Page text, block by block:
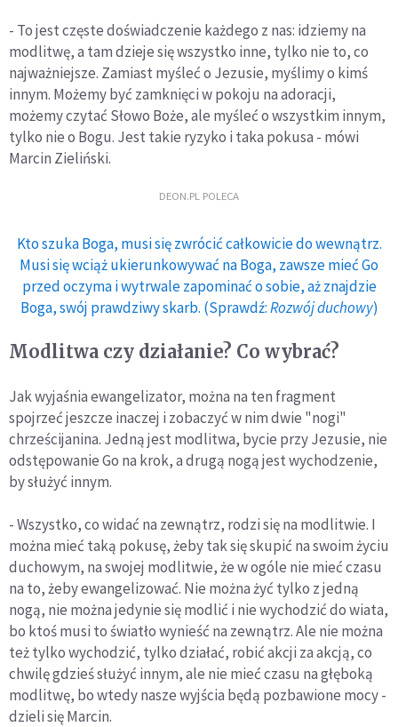
- To jest częste doświadczenie każdego z nas: idziemy na
modlitwę, a tam dzieje się wszystko inne, tylko nie to, co
najważniejsze. Zamiast myśleć o Jezusie, myślimy o kimś
innym. Możemy być zamknięci w pokoju na adoracji,
możemy czytać Słowo Boże, ale myśleć o wszystkim innym,
tylko nie o Bogu. Jest takie ryzyko i taka pokusa - mówi
Marcin Zieliński.
DEON.PL POLECA
Kto szuka Boga, musi się zwrócić całkowicie do wewnątrz.
Musi się wciąż ukierunkowywać na Boga, zawsze mieć Go
przed oczyma i wytrwale zapominać o sobie, aż znajdzie
Boga, swój prawdziwy skarb. (Sprawdź:Rozwój duchowy)
Modlitwa czy działanie? Co wybrać?
Jak wyjaśnia ewangelizator, można na ten fragment
spojrzeć jeszcze inaczej i zobaczyć w nim dwie "nogi"
chrześcijanina. Jedną jest modlitwa, bycie przy Jezusie, nie
odstępowanie Go na krok, a drugą nogą jest wychodzenie,
by służyć innym.
- Wszystko, co widać na zewnątrz, rodzi się na modlitwie. I
można mieć taką pokusę, żeby tak się skupić na swoim życiu
duchowym, na swojej modlitwie, że w ogóle nie mieć czasu
na to, żeby ewangelizować. Nie można żyć tylko z jedną
nogą, nie można jedynie się modlić i nie wychodzić do wiata,
bo ktoś musi to światło wynieść na zewnątrz. Ale nie można
też tylko wychodzić, tylko działać, robić akcji za akcją, co
chwilę gdzieś służyć innym, ale nie mieć czasu na głęboką
modlitwę, bo wtedy nasze wyjścia będą pozbawione mocy -
dzieli się Marcin.